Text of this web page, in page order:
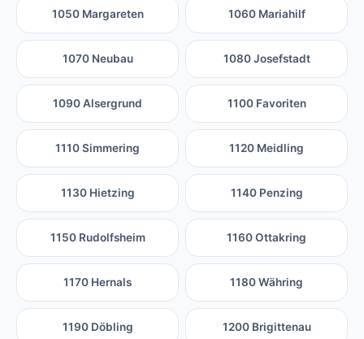
1050 Margareten 1060 Mariahilf
1070 Neubau 1080 Josefstadt
1090 Alsergrund 1100 Favoriten
1110 Simmering 1120 Meidling
1130 Hietzing 1140 Penzing
1150 Rudolfsheim 1160 Ottakring
1170 Hernals 1180 Währing
1190 Döbling 1200 Brigittenau